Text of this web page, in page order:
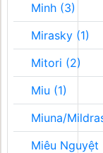
Minh (3)
Mirasky (1)
Mitori (2)
Miu (1)
Miuna/
Miêu Nguyệt